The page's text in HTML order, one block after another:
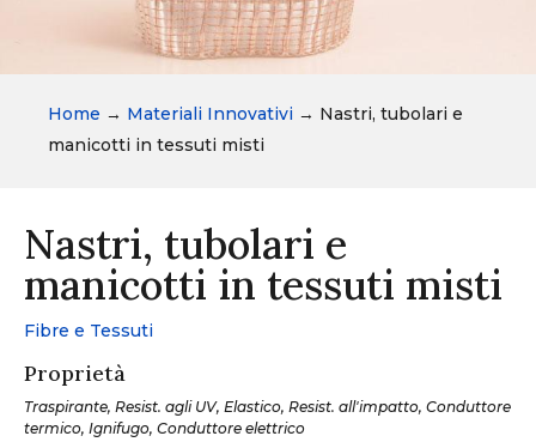
Home → Materiali Innovativi → Nastri, tubolari e
manicotti in tessuti misti
Nastri, tubolari e
manicotti in tessuti misti
Fibre e Tessuti
Proprietà
Traspirante, Resist. agli UV, Elastico, Resist. all'impatto, Conduttore
termico, Ignifugo, Conduttore elettrico